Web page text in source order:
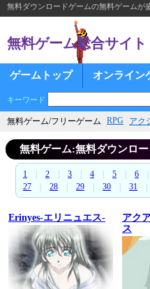
無料ダウンロードゲームの無料ゲームが
無料ゲーム総合サイト
ゲームトップ オンライン
キーワード
無料ゲーム/フリーゲーム RPG アク
無料ゲーム:無料ダウンロ
1 2 3 4 5 6
27
28 29 30 31
Erinyes-エリニュエス-
アク
ス